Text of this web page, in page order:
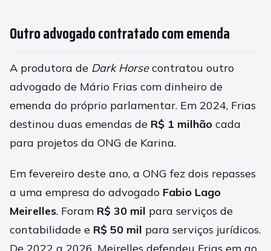
Outro advogado contratado com emenda
A produtora de Dark Horsecontratou outro
advogado de Mário Frias com dinheiro de
emenda do próprio parlamentar. Em 2024, Frias
destinou duas emendas de R$ 1 milhão cada
para projetos da ONG de Karina.
Em fevereiro deste ano, a ONG fez dois repasses
a uma empresa do advogado Fabio Lago
Meirelles. Foram R$ 30 mil para serviços de
contabilidade e R$ 50 mil para serviços jurídicos.